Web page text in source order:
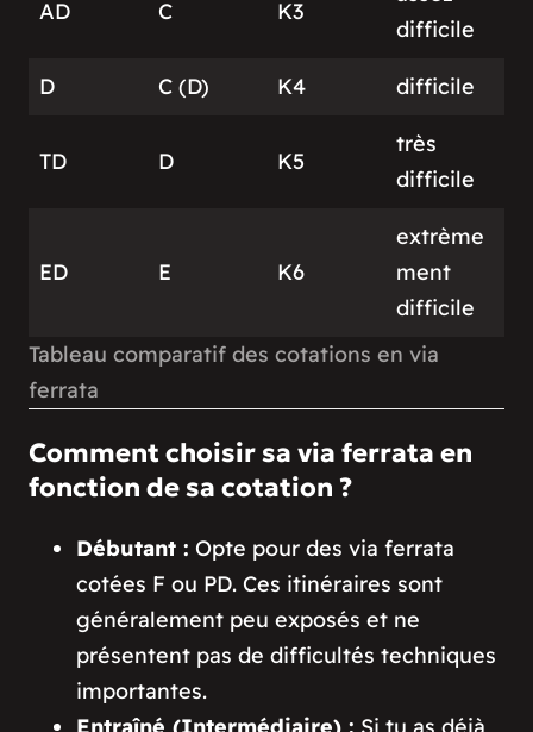
AD C K3
difficile
D C (D) K4 difficile
TD D K5
très
difficile
ED E K6
extrème
ment
difficile
Tableau comparatif des cotations en via
ferrata
Comment choisir sa via ferrata en
fonction de sa cotation ?
Débutant : Opte pour des via ferrata
cotées F ou PD. Ces itinéraires sont
généralement peu exposés et ne
présentent pas de difficultés techniques
importantes.
Entraîné (Intermédiaire) : Si tu as déjà